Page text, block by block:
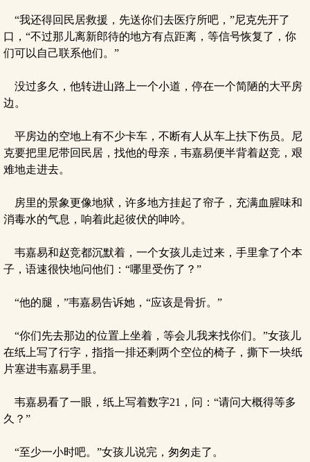
“我还得回民居救援，先送你们去医疗所吧，”尼克先开了
口，“不过那儿离新郎待的地方有点距离，等信号恢复了，你
们可以自己联系他们。”
没过多久，他转进山路上一个小道，停在一个简陋的大平房
边。
平房边的空地上有不少卡车，不断有人从车上扶下伤员。尼
克要把里尼带回民居，找他的母亲，韦嘉易便半背着赵竞，艰
难地走进去。
房里的景象更像地狱，许多地方挂起了帘子，充满血腥味和
消毒水的气息，响着此起彼伏的呻吟。
韦嘉易和赵竞都沉默着，一个女孩儿走过来，手里拿了个本
子，语速很快地问他们：“哪里受伤了？”
“他的腿，”韦嘉易告诉她，“应该是骨折。”
“你们先去那边的位置上坐着，等会儿我来找你们。”女孩儿
在纸上写了行字，指指一排还剩两个空位的椅子，撕下一块纸
片塞进韦嘉易手里。
韦嘉易看了一眼，纸上写着数字21，问：“请问大概得等多
久？”
“至少一小时吧。”女孩儿说完，匆匆走了。